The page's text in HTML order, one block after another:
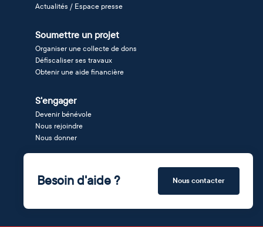
Actualités / Espace presse
Soumettre un projet
Organiser une collecte de dons
Défiscaliser ses travaux
Obtenir une aide financière
S'engager
Devenir bénévole
Nous rejoindre
Nous donner
Besoin d'aide ? Nous contacter